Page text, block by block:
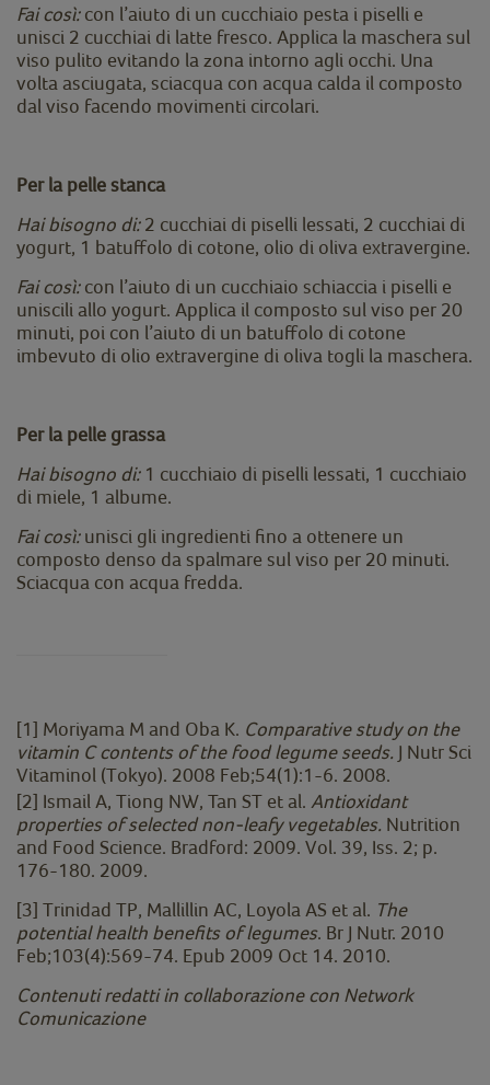
Fai così:con l’aiuto di un cucchiaio pesta i piselli e
unisci 2 cucchiai di latte fresco. Applica la maschera sul
viso pulito evitando la zona intorno agli occhi. Una
volta asciugata, sciacqua con acqua calda il composto
dal viso facendo movimenti circolari.
Per la pelle stanca
Hai bisogno di:2 cucchiai di piselli lessati, 2 cucchiai di
yogurt, 1 batuffolo di cotone, olio di oliva extravergine.
Fai così:con l’aiuto di un cucchiaio schiaccia i piselli e
uniscili allo yogurt. Applica il composto sul viso per 20
minuti, poi con l’aiuto di un batuffolo di cotone
imbevuto di olio extravergine di oliva togli la maschera.
Per la pelle grassa
Hai bisogno di:1 cucchiaio di piselli lessati, 1 cucchiaio
di miele, 1 albume.
Fai così:unisci gli ingredienti fino a ottenere un
composto denso da spalmare sul viso per 20 minuti.
Sciacqua con acqua fredda.
[1] Moriyama M and Oba K. Comparative study on the
vitamin C contents of the food legume seeds. J Nutr Sci
Vitaminol (Tokyo). 2008 Feb;54(1):1-6. 2008.
[2] Ismail A, Tiong NW, Tan ST et al. Antioxidant
properties of selected non-leafy vegetables. Nutrition
and Food Science. Bradford: 2009. Vol. 39, Iss. 2; p.
176-180. 2009.
[3] Trinidad TP, Mallillin AC, Loyola AS et al. The
potential health benefits of legumes. Br J Nutr. 2010
Feb;103(4):569-74. Epub 2009 Oct 14. 2010.
Contenuti redatti in collaborazione con Network
Comunicazione